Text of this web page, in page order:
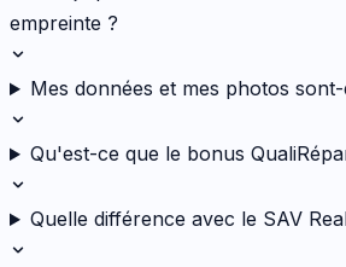
empreinte ?
Mes données et mes photos
Qu'est-ce que le bonus
Quelle différence avec le SAV